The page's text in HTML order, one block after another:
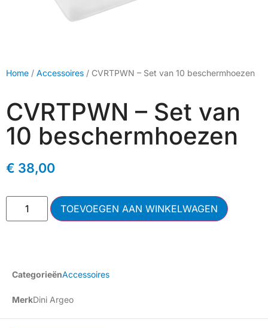
Home / Accessoires / CVRTPWN – Set van 10 beschermhoezen
CVRTPWN – Set van
10 beschermhoezen
€ 38,00
TOEVOEGEN AAN WINKELWAGEN
CategorieënAccessoires
MerkDini Argeo